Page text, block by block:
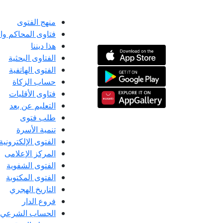
منهج الفتوى
فتاوى المحاكم
هذا ديننا
الفتاوى البحثية
الفتوى الهاتفية
حساب الزكاة
فتاوى الأقليات
التعليم عن بعد
طلب فتوى
تنمية الأسرة
الفتوى الإلكترونية
المركز الإعلامى
الفتوى الشفوية
الفتوى المكتوبة
التاريخ الهجري
فروع الدار
الحساب الشرعي